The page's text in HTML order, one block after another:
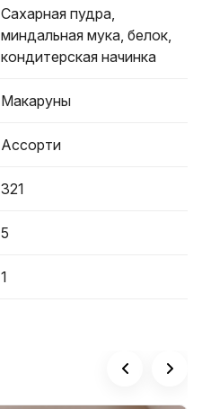
Сахарная пудра,
миндальная мука, белок,
кондитерская начинка
Макаруны
Ассорти
321
5
1